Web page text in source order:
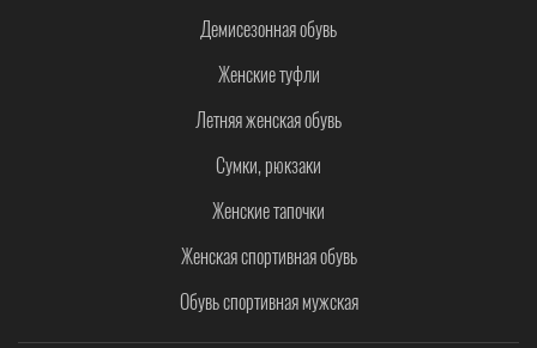
Демисезонная обувь
Женские туфли
Летняя женская обувь
Сумки, рюкзаки
Женские тапочки
Женская спортивная обувь
Обувь спортивная мужская